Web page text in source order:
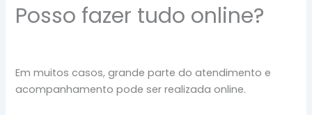
Posso fazer tudo online?
Em muitos casos, grande parte do atendimento e
acompanhamento pode ser realizada online.